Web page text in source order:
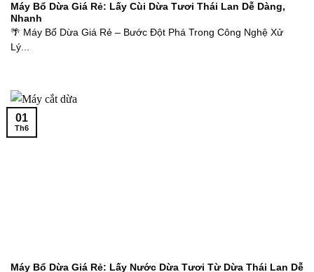
Máy Bổ Dừa Giá Rẻ: Lấy Cùi Dừa Tươi Thái Lan Dễ Dàng,
Nhanh
🌴 Máy Bổ Dừa Giá Rẻ – Bước Đột Phá Trong Công Nghệ Xử
Lý...
Máy Bổ Dừa Giá Rẻ: Lấy Nước Dừa Tươi Từ Dừa Thái Lan Dễ
01
Th6